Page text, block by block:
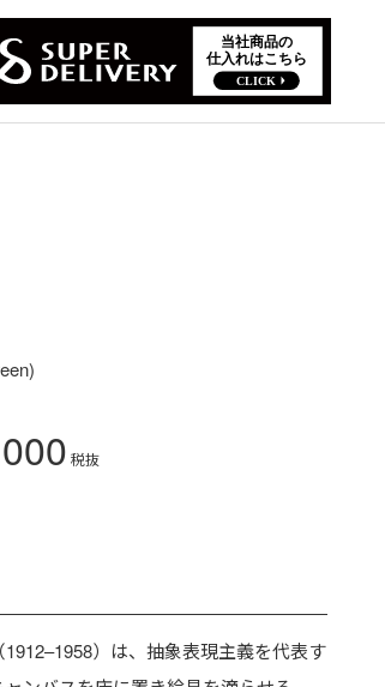
税抜
）は、抽象表現主義を代表す